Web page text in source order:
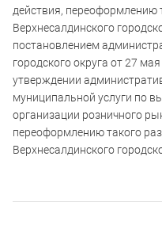
действия, переоформлению
Верхнесалдинского
постановлением
городского округа от 27
утверждении
муниципальной услуги по
организации розничного
переоформлению такого
Верхнесалдинского